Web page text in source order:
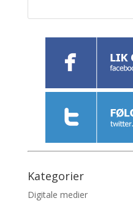
Kategorier
Digitale medier